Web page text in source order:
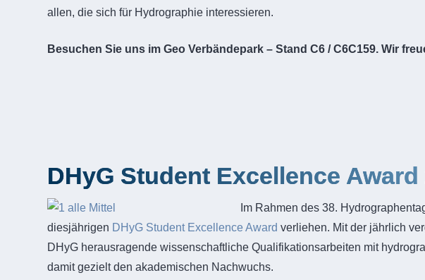
allen, die sich für Hydrographie interessieren.
Besuchen Sie uns im Geo Verbändepark – Stand C6 / C6C159. Wir
DHyG Student Excellence
Im Rahmen des 38.
diesjährigen DHyG Student Excellence Award verliehen. Mit der jährlich
DHyG herausragende wissenschaftliche Qualifikationsarbeiten mit
damit gezielt den akademischen Nachwuchs.